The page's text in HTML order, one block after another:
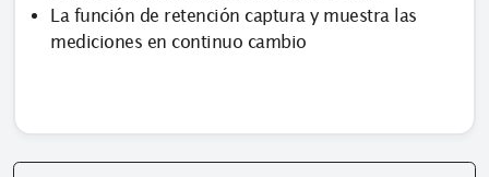
La función de retención captura y muestra las
mediciones en continuo cambio